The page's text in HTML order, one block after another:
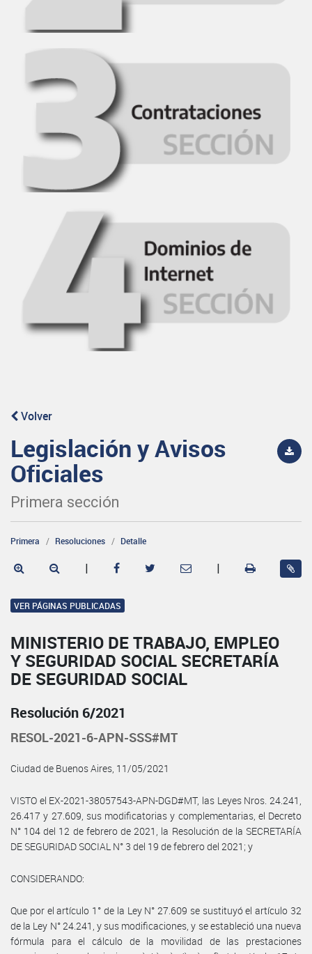
Volver
Legislación y Avisos
Oficiales
Primera sección
Primera Resoluciones Detalle
| |
VER PÁGINAS PUBLICADAS
MINISTERIO DE TRABAJO, EMPLEO
Y SEGURIDAD SOCIAL SECRETARÍA
DE SEGURIDAD SOCIAL
Resolución 6/2021
RESOL-2021-6-APN-SSS#MT
Ciudad de Buenos Aires, 11/05/2021
VISTO el EX-2021-38057543-APN-DGD#MT, las Leyes Nros. 24.241,
26.417 y 27.609, sus modificatorias y complementarias, el Decreto
N° 104 del 12 de febrero de 2021, la Resolución de la SECRETARÍA
DE SEGURIDAD SOCIAL N° 3 del 19 de febrero del 2021; y
CONSIDERANDO:
Que por el artículo 1° de la Ley N° 27.609 se sustituyó el artículo 32
de la Ley N° 24.241, y sus modificaciones, y se estableció una nueva
fórmula para el cálculo de la movilidad de las prestaciones